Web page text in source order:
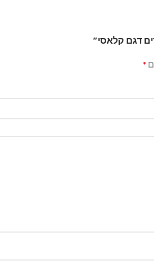
דגם קלאסי”
*